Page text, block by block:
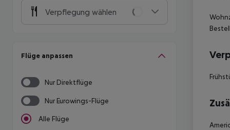
Verpflegung wählen
Flüge anpassen
Nur Direktflüge
Nur Eurowings-Flüge
Alle Flüge